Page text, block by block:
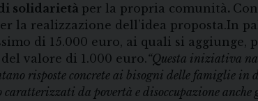
solidarietà per la propria comunità.
la realizzazione dell’idea proposta.In
di 15.000 euro, ai quali si
valore di 1.000 euro.“Questa iniziativa
risposte concrete ai bisogni delle famiglie
da povertà e disoccupazione anche